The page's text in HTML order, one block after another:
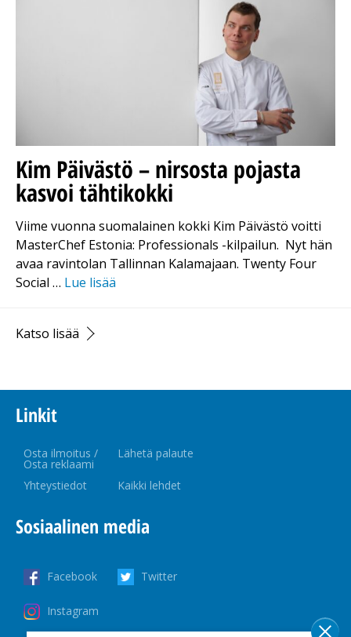
Kim Päivästö – nirsosta pojasta
kasvoi tähtikokki
Viime vuonna suomalainen kokki Kim Päivästö voitti
MasterChef Estonia: Professionals -kilpailun. Nyt hän
avaa ravintolan Tallinnan Kalamajaan. Twenty Four
Social … Lue lisää
Katso lisää
Linkit
Osta ilmoitus /
Osta reklaami
Lähetä palaute
Yhteystiedot Kaikki lehdet
Sosiaalinen media
Facebook Twitter
Instagram